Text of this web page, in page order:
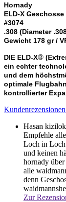
Hornady
ELD-X Geschosse
#3074
.308 (Diameter
Gewicht 178 gr /
DIE ELD-X®
ein echter
und dem
optimale
kontrollierter
Hasan
Empfehle
Loch in
und keinen
hornady
alle
denn
Zur